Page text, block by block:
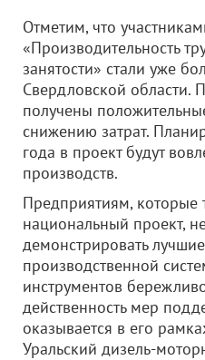
Отметим, что
«Производительность
занятости» стали уже
Свердловской области.
получены
снижению затрат.
года в проект будут
производств.
Предприятиям, которые
национальный проект,
демонстрировать
производственной
инструментов
действенность мер
оказывается в его
Уральский дизель-